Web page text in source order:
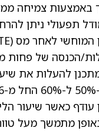
באמצעות צמיחה
תפעולי ניתן
מתכנן להעלות את
מתמשך מעל